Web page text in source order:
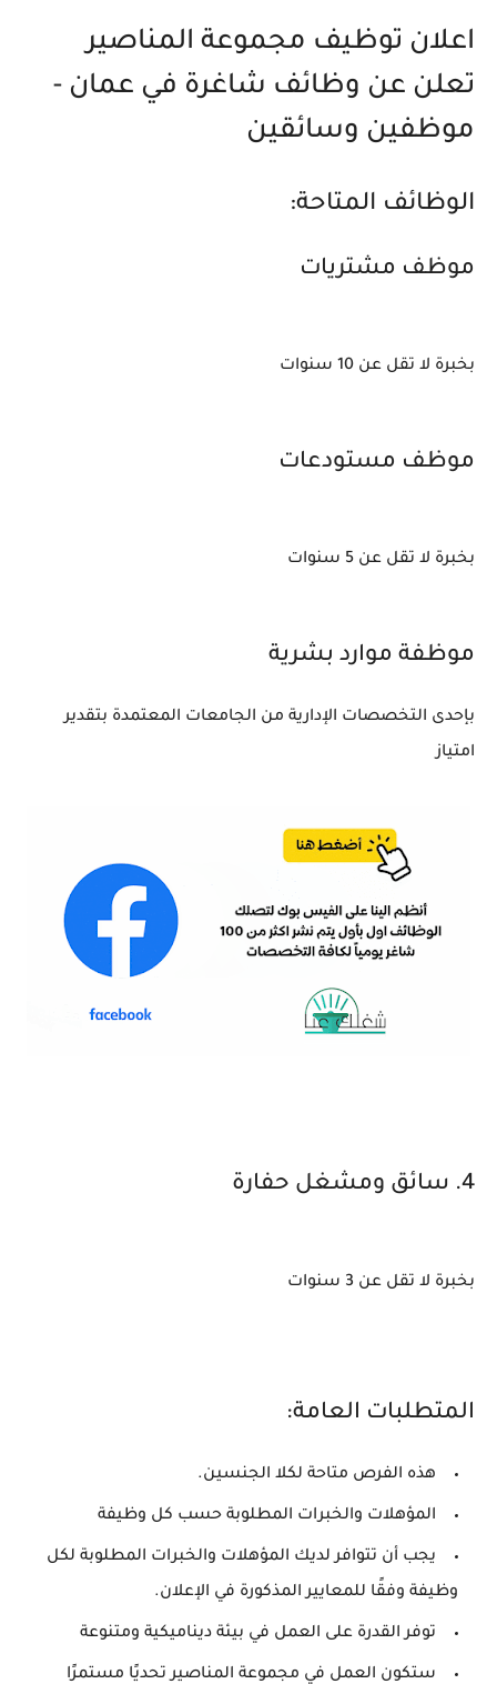
اعلان توظيف مجموعة المناصير
تعلن عن وظائف شاغرة في عمان -
موظفين وسائقين
الوظائف المتاحة:
موظف مشتريات
بخبرة لا تقل عن 10 سنوات
موظف مستودعات
بخبرة لا تقل عن 5 سنوات
موظفة موارد بشرية
بإحدى التخصصات الإدارية من الجامعات المعتمدة بتقدير
امتياز
4. سائق ومشغل حفارة
بخبرة لا تقل عن 3 سنوات
المتطلبات العامة:
هذه الفرص متاحة لكلا الجنسين.
المؤهلات والخبرات المطلوبة حسب كل وظيفة
يجب أن تتوافر لديك المؤهلات والخبرات المطلوبة لكل
وظيفة وفقًا للمعايير المذكورة في الإعلان.
توفر القدرة على العمل في بيئة ديناميكية ومتنوعة
ستكون العمل في مجموعة المناصير تحديًا مستمرًا